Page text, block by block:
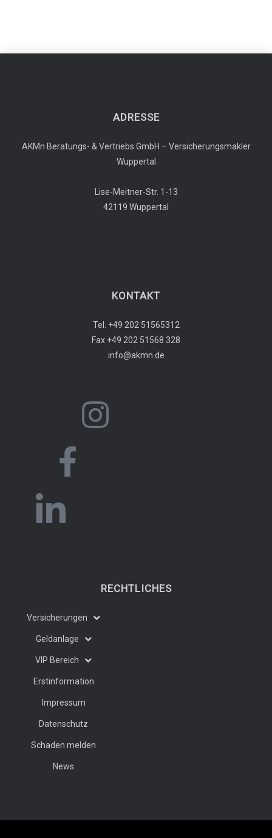
ADRESSE
AKMn Beratungs- & Vertriebs GmbH – Versicherungsmakler
Wuppertal
Lise-Meitner-Str. 1-13
42119 Wuppertal
KONTAKT
Tel. +49 202 51565312
Fax +49 202 51568 328
info@akmn.de
RECHTLICHES
Versicherungen
Geldanlage
VIP Bereich
Erstinformation
Impressum
Datenschutz
Schaden melden
News